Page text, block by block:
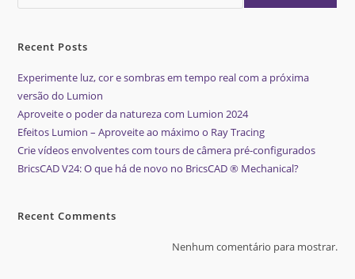
Recent Posts
Experimente luz, cor e sombras em tempo real com a próxima
versão do Lumion
Aproveite o poder da natureza com Lumion 2024
Efeitos Lumion – Aproveite ao máximo o Ray Tracing
Crie vídeos envolventes com tours de câmera pré-configurados
BricsCAD V24: O que há de novo no BricsCAD ® Mechanical?
Recent Comments
Nenhum comentário para mostrar.